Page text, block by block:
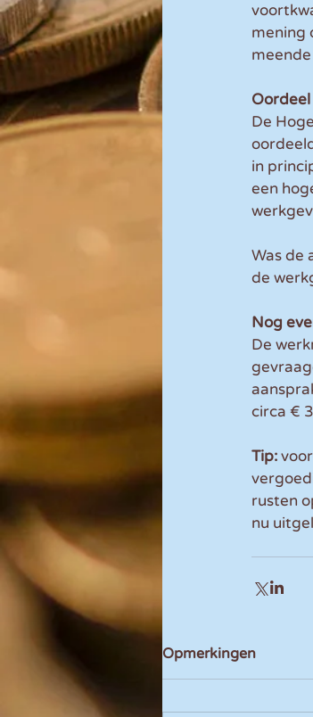
mening
De
in
een
Was de
de
Nog
De
circa €
Tip:
rusten
nu
Opmerkingen